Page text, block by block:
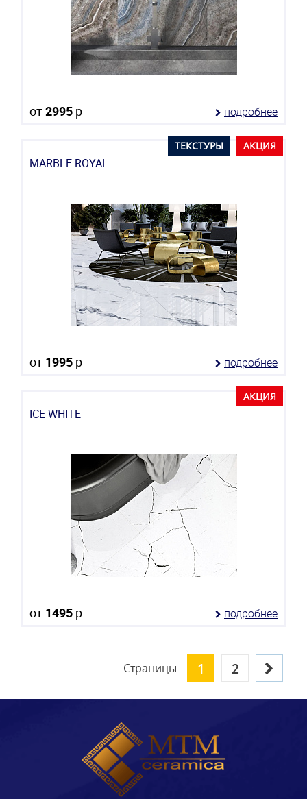
от2995 р подробнее
ТЕКСТУРЫ АКЦИЯ
MARBLE ROYAL
от 1995 р подробнее
АКЦИЯ
ICE WHITE
от 1495 р подробнее
Страницы 1 2